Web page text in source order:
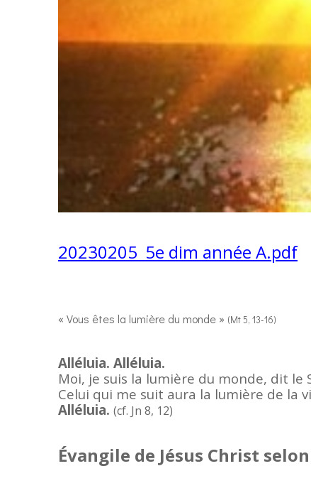
20230205_5e dim année A.pdf
« Vous êtes la lumière du monde » (Mt 5, 13-16)
Alléluia. Alléluia.
Moi, je suis la lumière du monde, dit le
Celui qui me suit aura la lumière de la
Alléluia. (cf. Jn 8, 12)
Évangile de Jésus Christ